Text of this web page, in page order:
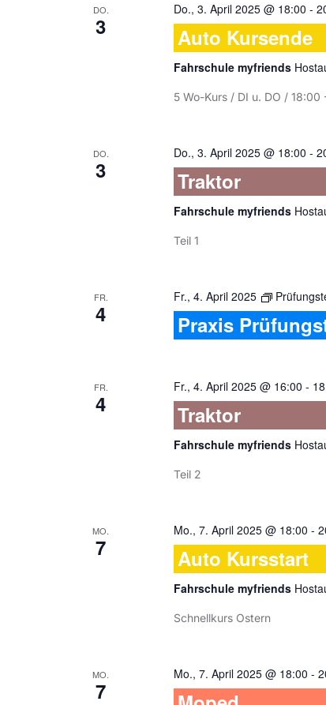
DO.
3
Do., 3. April 2025 @ 18:00 -
Auto Kursende
Fahrschule myfriends
5 Wo-Kurs / DI u. DO /
DO.
3
Do., 3. April 2025 @ 18:00 -
Traktor
Fahrschule myfriends
Teil 1
FR.
4
Fr., 4. April 2025
Praxis
FR.
4
Fr., 4. April 2025 @ 16:00 -
Traktor
Fahrschule myfriends
Teil 2
MO.
7
Mo., 7. April 2025 @ 18:00 -
Auto Kursstart
Fahrschule myfriends
Schnellkurs Ostern
MO.
7
Mo., 7. April 2025 @ 18:00 -